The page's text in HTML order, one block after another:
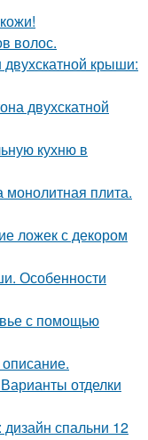
волос.
двухскатной крыши:
двухскатной
кухню в
плита.
ложек с декором
Особенности
с помощью
отделки
спальни 12